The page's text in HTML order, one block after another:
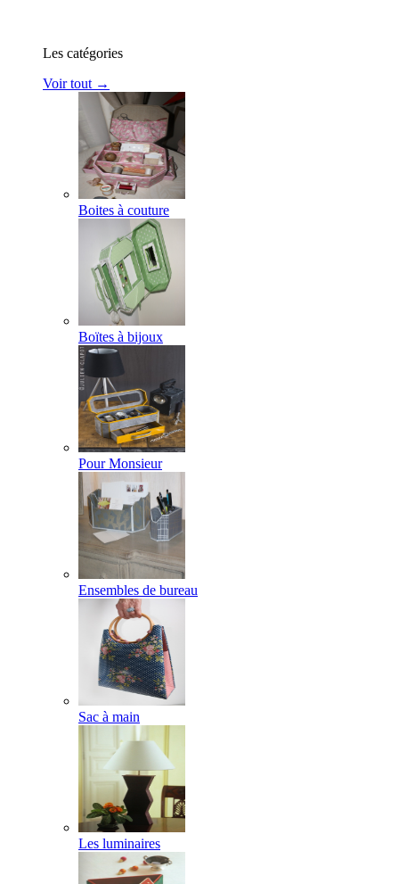
Les catégories
Voir tout →
Boites à couture
Boïtes à bijoux
Pour Monsieur
Ensembles de bureau
Sac à main
Les luminaires